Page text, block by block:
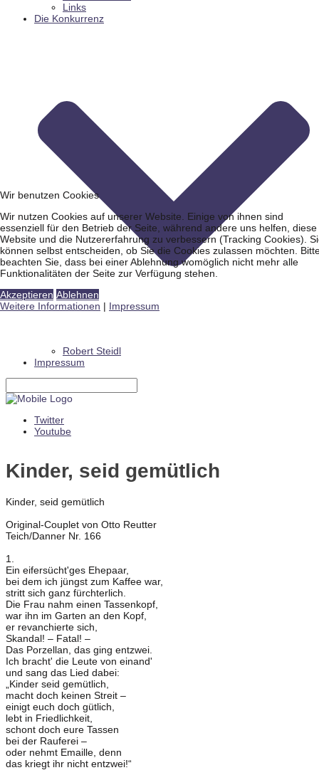
Links
Die Konkurrenz
Robert Steidl
Impressum
Twitter
Youtube
Kinder, seid gemütlich
Kinder, seid gemütlich
Original-Couplet von Otto Reutter
Teich/Danner Nr. 166
1.
Ein eifersücht'ges Ehepaar,
bei dem ich jüngst zum Kaffee war,
stritt sich ganz fürchterlich.
Die Frau nahm einen Tassenkopf,
war ihn im Garten an den Kopf,
er revanchierte sich,
Skandal! – Fatal! –
Das Porzellan, das ging entzwei.
Ich bracht' die Leute von einand'
und sang das Lied dabei:
„Kinder seid gemütlich,
macht doch keinen Streit –
einigt euch doch gütlich,
lebt in Friedlichkeit,
schont doch eure Tassen
bei der Rauferei –
oder nehmt Emaille, denn
das kriegt ihr nicht entzwei!“
Wir benutzen Cookies
Wir nutzen Cookies auf unserer Website. Einige von ihnen sind
essenziell für den Betrieb der Seite, während andere uns helfen, diese
Website und die Nutzererfahrung zu verbessern (Tracking Cookies).
können selbst entscheiden, ob Sie die Cookies zulassen möchten.
beachten Sie, dass bei einer Ablehnung womöglich nicht mehr alle
Funktionalitäten der Seite zur Verfügung stehen.
Akzeptieren Ablehnen
Weitere Informationen | Impressum